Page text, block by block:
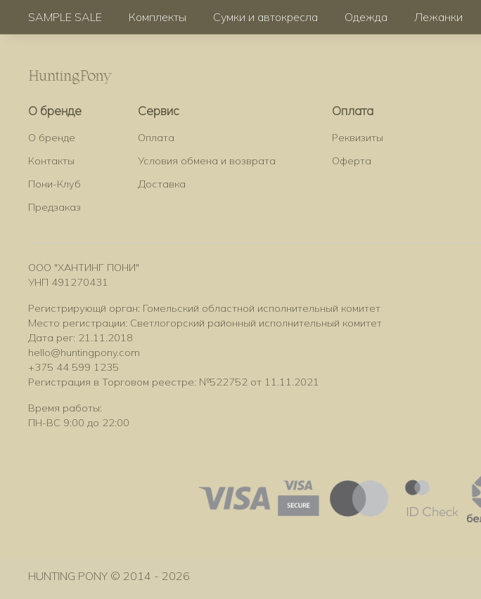
SAMPLE SALE Комплекты Сумки и автокресла Одежда Лежанки
О бренде
О бренде
Контакты
Пони-Клуб
Предзаказ
Сервис
Оплата
Условия обмена и возврата
Доставка
Оплата
Реквизиты
Оферта
ООО "ХАНТИНГ ПОНИ"
УНП 491270431
Регистрирующй орган: Гомельский областной исполнительный комитет
Место регистрации: Светлогорский районный исполнительный комитет
Дата рег: 21.11.2018
hello@huntingpony.com
+375 44 599 1235
Регистрация в Торговом реестре: №522752 от 11.11.2021
Время работы:
ПН-ВС 9:00 до 22:00
HUNTING PONY © 2014 - 2026